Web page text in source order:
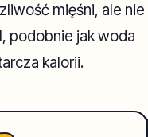
mięśni, ale nie
podobnie jak woda
kalorii.